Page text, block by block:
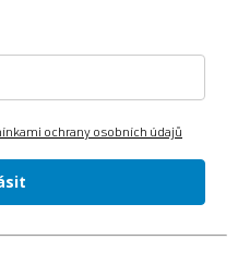
ochrany osobních údajů